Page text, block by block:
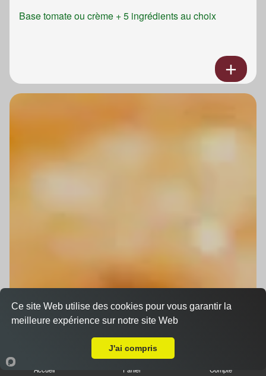
Base tomate ou crème + 5 ingrédients au choix
Accueil Panier Compte
Ce site Web utilise des cookies pour vous garantir la
meilleure expérience sur notre site Web
J'ai compris